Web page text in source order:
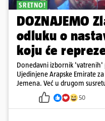
SRETNO!
DOZNAJEMO
odluku o
koju će
Donedavni izbornik 'vatrenih'
Ujedinjene Arapske Emirate
Jemena. Već u drugom
50